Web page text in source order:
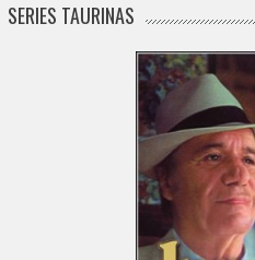
SERIES TAURINAS